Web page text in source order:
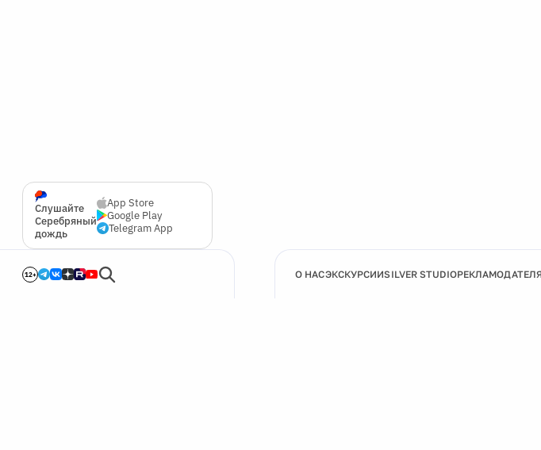
Слушайте
Серебряный
дождь
App Store
Google Play
Telegram App
12+ О НАСЭКСКУРСИИSILVER STUDIO